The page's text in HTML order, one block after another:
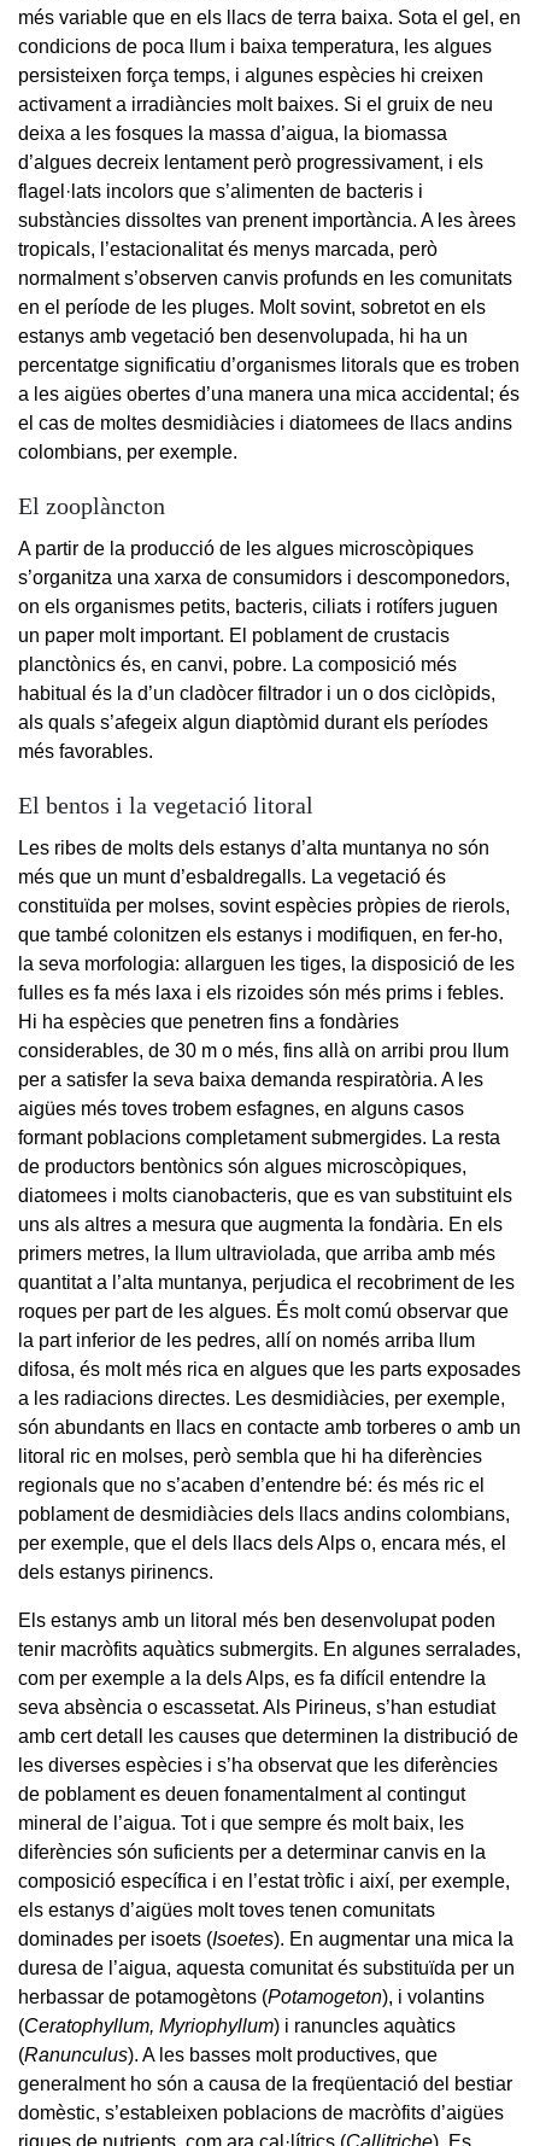
més variable que en els llacs de terra baixa. Sota el gel, en
condicions de poca llum i baixa temperatura, les algues
persisteixen força temps, i algunes espècies hi creixen
activament a irradiàncies molt baixes. Si el gruix de neu
deixa a les fosques la massa d’aigua, la biomassa
d’algues decreix lentament però progressivament, i els
flagel·lats incolors que s’alimenten de bacteris i
substàncies dissoltes van prenent importància. A les àrees
tropicals, l’estacionalitat és menys marcada, però
normalment s’observen canvis profunds en les comunitats
en el període de les pluges. Molt sovint, sobretot en els
estanys amb vegetació ben desenvolupada, hi ha un
percentatge significatiu d’organismes litorals que es troben
a les aigües obertes d’una manera una mica accidental; és
el cas de moltes desmidiàcies i diatomees de llacs andins
colombians, per exemple.
El zooplàncton
A partir de la producció de les algues microscòpiques
s’organitza una xarxa de consumidors i descomponedors,
on els organismes petits, bacteris, ciliats i rotífers juguen
un paper molt important. El poblament de crustacis
planctònics és, en canvi, pobre. La composició més
habitual és la d’un cladòcer filtrador i un o dos ciclòpids,
als quals s’afegeix algun diaptòmid durant els períodes
més favorables.
El bentos i la vegetació litoral
Les ribes de molts dels estanys d’alta muntanya no són
més que un munt d’esbaldregalls. La vegetació és
constituïda per molses, sovint espècies pròpies de rierols,
que també colonitzen els estanys i modifiquen, en fer-ho,
la seva morfologia: allarguen les tiges, la disposició de les
fulles es fa més laxa i els rizoides són més prims i febles.
Hi ha espècies que penetren fins a fondàries
considerables, de 30 m o més, fins allà on arribi prou llum
per a satisfer la seva baixa demanda respiratòria. A les
aigües més toves trobem esfagnes, en alguns casos
formant poblacions completament submergides. La resta
de productors bentònics són algues microscòpiques,
diatomees i molts cianobacteris, que es van substituint els
uns als altres a mesura que augmenta la fondària. En els
primers metres, la llum ultraviolada, que arriba amb més
quantitat a l’alta muntanya, perjudica el recobriment de les
roques per part de les algues. És molt comú observar que
la part inferior de les pedres, allí on només arriba llum
difosa, és molt més rica en algues que les parts exposades
a les radiacions directes. Les desmidiàcies, per exemple,
són abundants en llacs en contacte amb torberes o amb un
litoral ric en molses, però sembla que hi ha diferències
regionals que no s’acaben d’entendre bé: és més ric el
poblament de desmidiàcies dels llacs andins colombians,
per exemple, que el dels llacs dels Alps o, encara més, el
dels estanys pirinencs.
Els estanys amb un litoral més ben desenvolupat poden
tenir macròfits aquàtics submergits. En algunes serralades,
com per exemple a la dels Alps, es fa difícil entendre la
seva absència o escassetat. Als Pirineus, s’han estudiat
amb cert detall les causes que determinen la distribució de
les diverses espècies i s’ha observat que les diferències
de poblament es deuen fonamentalment al contingut
mineral de l’aigua. Tot i que sempre és molt baix, les
diferències són suficients per a determinar canvis en la
composició específica i en l’estat tròfic i així, per exemple,
els estanys d’aigües molt toves tenen comunitats
dominades per isoets (Isoetes). En augmentar una mica la
duresa de l’aigua, aquesta comunitat és substituïda per un
herbassar de potamogètons (Potamogeton), i volantins
(Ceratophyllum, Myriophyllum) i ranuncles aquàtics
(Ranunculus). A les basses molt productives, que
generalment ho són a causa de la freqüentació del bestiar
domèstic, s’estableixen poblacions de macròfits d’aigües
riques de nutrients, com ara cal·lítrics (Callitriche). Es